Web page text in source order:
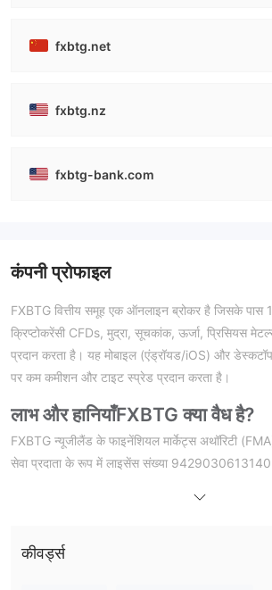
fxbtg.net
fxbtg.nz
fxbtg-bank.com
कंपनी प्रोफाइल
FXBTG वित्तीय समूह एक ऑनलाइन ब्रोकर है जिसके
क्रिप्टोकरेंसी CFDs, मुद्रा, सूचकांक, ऊर्जा, प्रिसियस
प्रदान करता है। यह मोबाइल (एंड्रॉयड/iOS) और डेस्कटॉप
पर कम कमीशन और टाइट स्प्रेड प्रदान करता है।
लाभ और हानियाँFXBTG क्या वैध है?
FXBTG न्यूजीलैंड के फाइनेंशियल मार्केट्स अथॉरिटी
सेवा प्रदाता के रूप में लाइसेंस संख्या
FXBTG पर मैं क्या व्यापार कर सकता है?
कीवर्ड्स